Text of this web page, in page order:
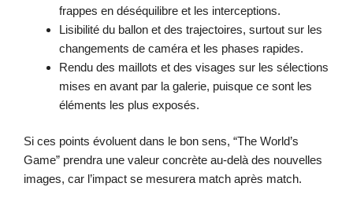
frappes en déséquilibre et les interceptions.
Lisibilité du ballon et des trajectoires, surtout sur les
changements de caméra et les phases rapides.
Rendu des maillots et des visages sur les sélections
mises en avant par la galerie, puisque ce sont les
éléments les plus exposés.
Si ces points évoluent dans le bon sens, “The World’s
Game” prendra une valeur concrète au-delà des nouvelles
images, car l’impact se mesurera match après match.